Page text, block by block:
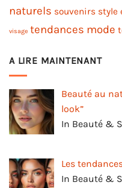
naturels souvenirs style
visage tendances mode
A LIRE MAINTENANT
Beauté au
look”
In Beauté &
Les
In Beauté &